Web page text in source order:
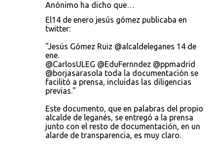
Anónimo ha dicho que…
El14 de enero jesús gómez publicaba en
twitter:
"Jesús Gómez Ruiz ‏@alcaldeleganes 14 de
ene.
@CarlosULEG @EduFernndez @ppmadrid
@borjasarasola toda la documentación se
facilitó a prensa, incluidas las diligencias
previas."
Este documento, que en palabras del propio
alcalde de leganés, se entregó a la prensa
junto con el resto de documentación, en un
alarde de transparencia, es muy claro.